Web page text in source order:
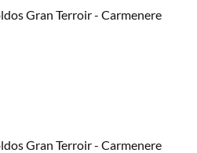
Gran Terroir - Carmenere
Gran Terroir - Carmenere